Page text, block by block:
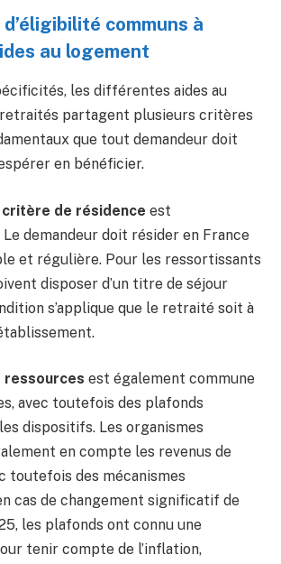
communs à
au logement
les différentes aides au
partagent plusieurs critères
que tout demandeur doit
en bénéficier.
critère de résidence est
demandeur doit résider en France
et régulière. Pour les ressortissants
disposer d’un titre de séjour
s’applique que le retraité soit à
ressources est également commune
avec toutefois des plafonds
dispositifs. Les organismes
en compte les revenus de
toutefois des mécanismes
cas de changement significatif de
les plafonds ont connu une
tenir compte de l’inflation,